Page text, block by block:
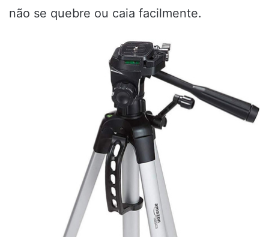
não se quebre ou caia facilmente.